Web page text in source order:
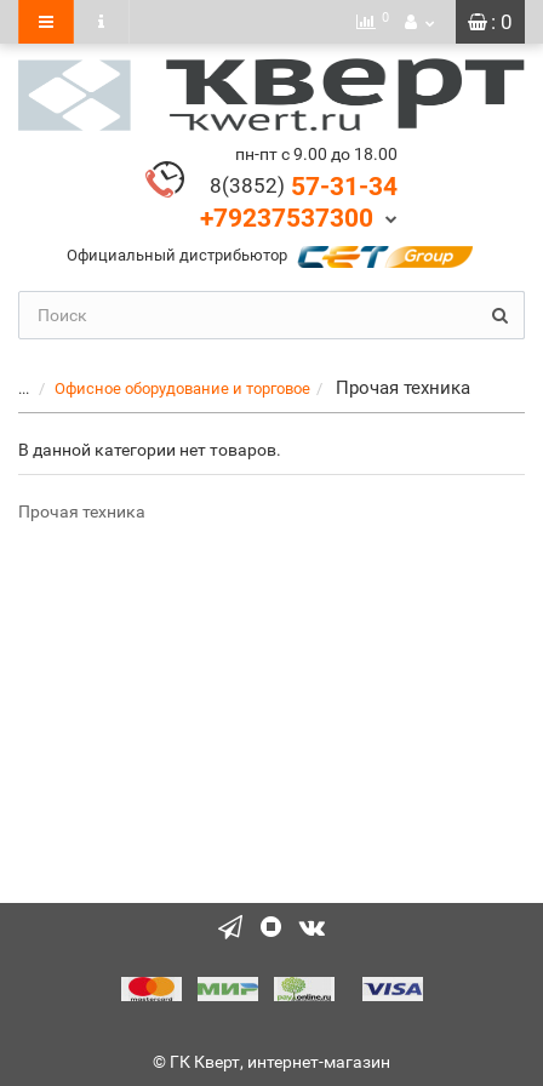
: 0
0
пн-пт с 9.00 до 18.00
8(3852) 57-31-34
+79237537300
Официальный дистрибьютор
... Офисное оборудование и торговое Прочая техника
В данной категории нет товаров.
Прочая техника
© ГК Кверт, интернет-магазин